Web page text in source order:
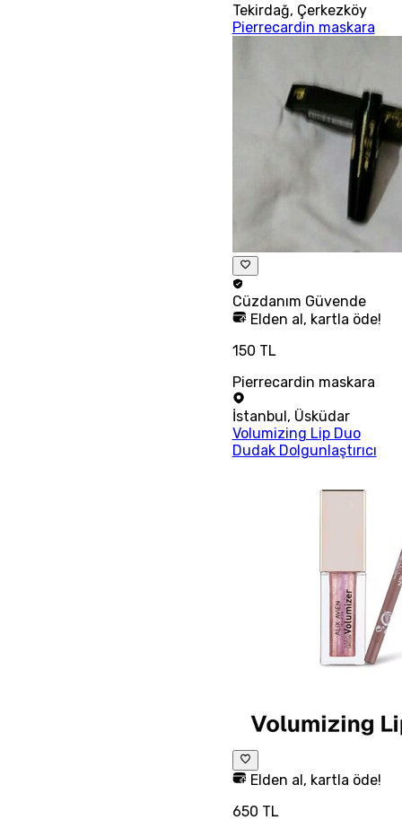
Tekirdağ, Çerkezköy
Pierrecardin maskara
Cüzdanım Güvende
Elden al, kartla öde!
150 TL
Pierrecardin maskara
İstanbul , Üsküdar
Volumizing Lip Duo
Dudak Dolgunlaştırıcı
Elden al, kartla öde!
650 TL